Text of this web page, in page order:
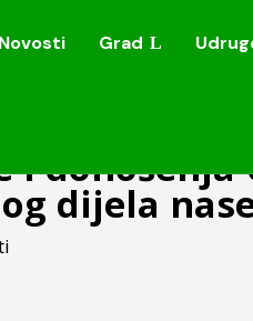
Novosti Grad
Novosti Grad
i
dijela